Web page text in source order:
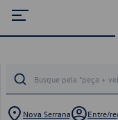
Nova Serrana Entre/